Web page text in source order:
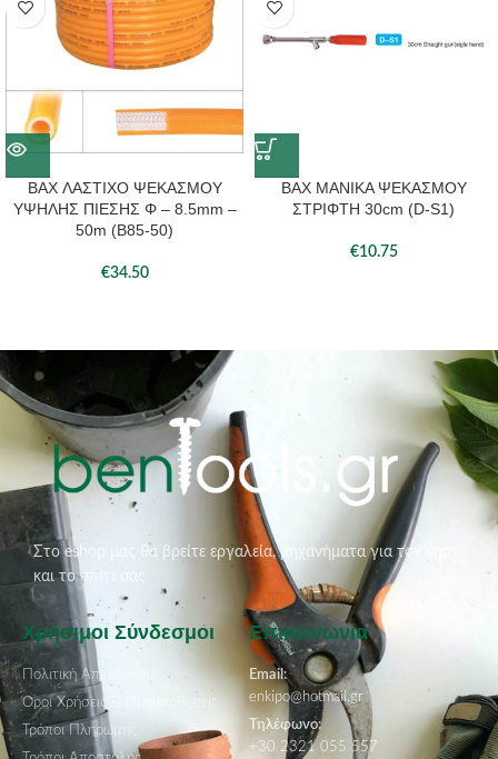
BAX ΛΑΣΤΙΧΟ ΨΕΚΑΣΜΟΥ
ΥΨΗΛΗΣ ΠΙΕΣΗΣ Φ – 8.5mm –
50m (Β85-50)
€34.50
BAX ΜΑΝΙΚΑ ΨΕΚΑΣΜΟΥ
ΣΤΡΙΦΤΗ 30cm (D-S1)
€10.75
Στο eshop μας θα βρείτε εργαλεία, μηχανήματα για τον κήπο
και το σπίτι σας
Χρήσιμοι Σύνδεσμοι
Πολιτική Απορρήτου
Όροι Χρήσεις & Προϋποθέσεις
Τρόποι Πληρωμής
Επικοινωνία
Email:
enkipo@hotmail.gr
Τηλέφωνο:
+30 2321 055 557